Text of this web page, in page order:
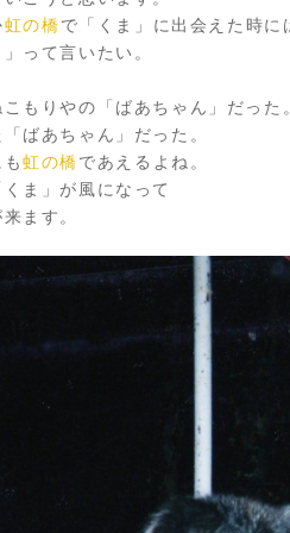
虹の橋 で「くま」に出会えた時に
」って言いたい。
こもりやの「ばあちゃん」だった
ばあちゃん」だった。
も虹の橋 であえるよね。
ま」が風になって
ます。